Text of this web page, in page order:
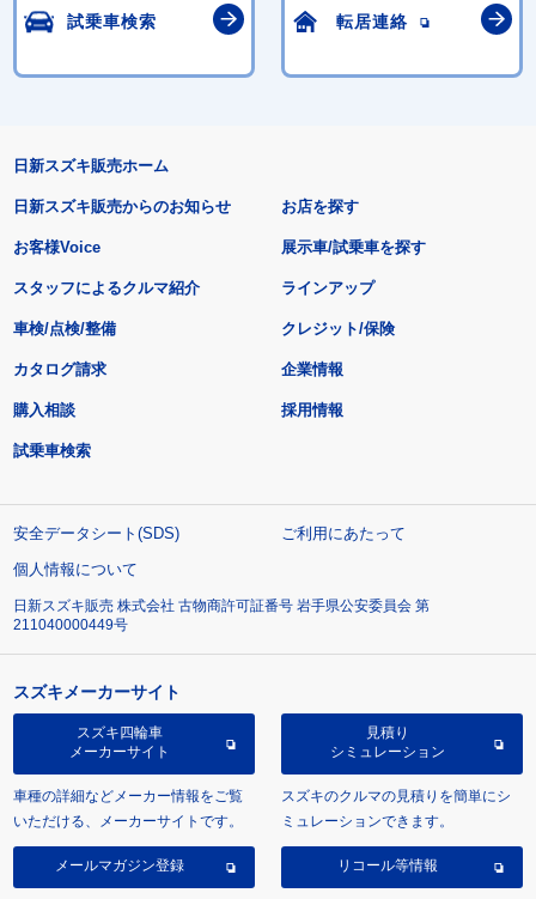
試乗車検索 転居連絡
日新スズキ販売ホーム
日新スズキ販売からのお知らせ
お客様Voice
スタッフによるクルマ紹介
お店を探す
展示車/試乗車を探す
ラインアップ
車検/点検/整備 クレジット/保険
カタログ請求
購入相談
試乗車検索
企業情報
採用情報
安全データシート(SDS)
ご利用にあたって
個人情報について
日新スズキ販売 株式会社 古物商許可証番号 岩手県公安委員会 第
211040000449号
スズキメーカーサイト
スズキ四輪車
メーカーサイト
車種の詳細などメーカー情報をご覧
いただける、メーカーサイトです。
見積り
シミュレーション
スズキのクルマの見積りを簡単にシ
ミュレーションできます。
メールマガジン登録 リコール等情報